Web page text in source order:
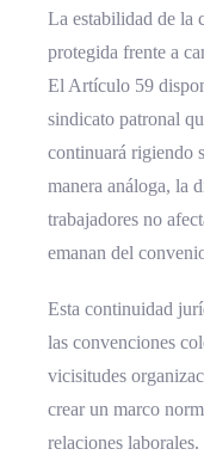
La estabilidad de la
protegida frente a
El Artículo 59
sindicato patronal
continuará rigiendo
manera análoga, la
trabajadores no
emanan del
Esta continuidad
las convenciones
vicisitudes
crear un marco
relaciones laborales.